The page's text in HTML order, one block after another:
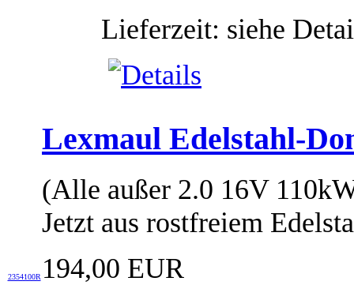
Lieferzeit: siehe
2354100R
Lexmaul Edelstahl-
(Alle außer 2.0 16V
Jetzt aus rostfreiem
194,00 EUR